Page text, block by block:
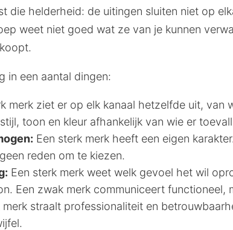
die helderheid: de uitingen sluiten niet op
weet niet goed wat ze van je kunnen
in een aantal dingen:
merk ziet er op elk kanaal hetzelfde uit,
toon en kleur afhankelijk van wie er
Een sterk merk heeft een eigen
reden om te kiezen.
Een sterk merk weet welk gevoel het wil
Een zwak merk communiceert functioneel,
merk straalt professionaliteit en